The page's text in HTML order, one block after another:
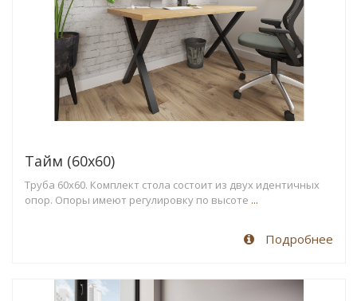
Тайм (60х60)
Труба 60х60. Комплект стола состоит из двух идентичных
опор. Опоры имеют регулировку по высоте ...
Подробнее